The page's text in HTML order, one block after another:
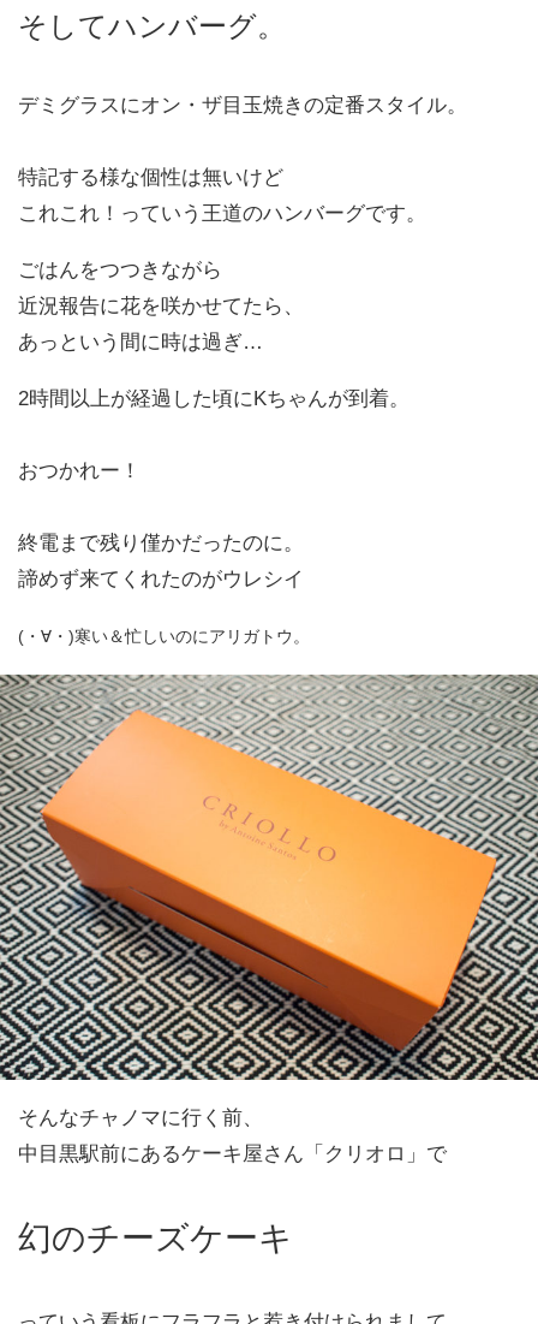
そしてハンバーグ。
デミグラスにオン・ザ目玉焼きの定番スタイル。
特記する様な個性は無いけど
これこれ！っていう王道のハンバーグです。
ごはんをつつきながら
近況報告に花を咲かせてたら、
あっという間に時は過ぎ…
2時間以上が経過した頃にKちゃんが到着。
おつかれー！
終電まで残り僅かだったのに。
諦めず来てくれたのがウレシイ
(・∀・)寒い＆忙しいのにアリガトウ。
そんなチャノマに行く前、
中目黒駅前にあるケーキ屋さん「クリオロ」で
幻のチーズケーキ